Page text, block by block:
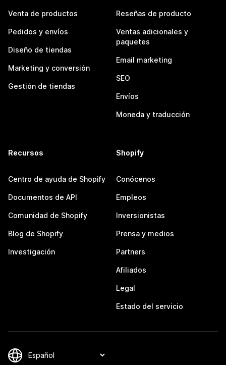
Venta de productos
Pedidos y envíos
Diseño de tiendas
Marketing y conversión
Gestión de tiendas
Reseñas de producto
Ventas adicionales y
paquetes
Email marketing
SEO
Envíos
Moneda y traducción
Recursos
Centro de ayuda de Shopify
Documentos de API
Comunidad de Shopify
Blog de Shopify
Investigación
Shopify
Conócenos
Empleos
Inversionistas
Prensa y medios
Partners
Afiliados
Legal
Estado del servicio